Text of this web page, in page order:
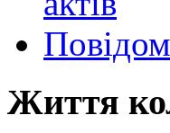
Життя